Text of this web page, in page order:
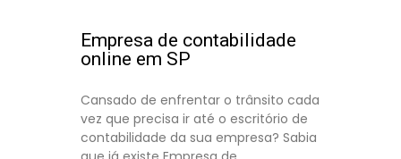
Empresa de contabilidade
online em SP
Cansado de enfrentar o trânsito cada
vez que precisa ir até o escritório de
contabilidade da sua empresa? Sabia